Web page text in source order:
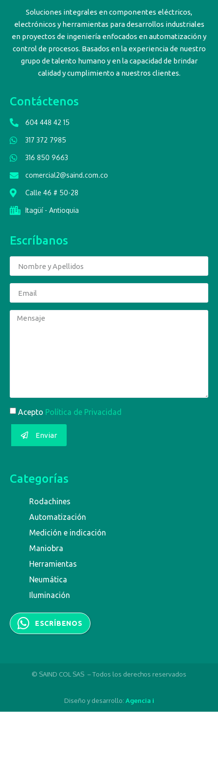
Soluciones integrales en componentes eléctricos,
electrónicos y herramientas para desarrollos industriales
en proyectos de ingeniería enfocados en automatización y
control de procesos. Basados en la experiencia de nuestro
grupo de talento humano y en la capacidad de brindar
calidad y cumplimiento a nuestros clientes.
Contáctenos
604 448 42 15
317 372 7985
316 850 9663
comercial2@saind.com.co
Calle 46 # 50-28
Itagüí - Antioquia
Escríbanos
Acepto Política de Privacidad
Enviar
Categorías
Rodachines
Automatización
Medición e indicación
Maniobra
Herramientas
Neumática
Iluminación
ESCRÍBENOS
© SAIND COL SAS – Todos los derechos reservados
Diseño y desarrollo: Agencia i